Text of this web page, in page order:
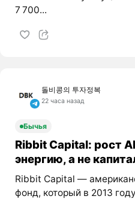
7 700...
돌비콩의 투자정복
22 часа назад
Бычья
Ribbit Capital: рост
энергию, а не
Ribbit Capital —
фонд, который в 2013